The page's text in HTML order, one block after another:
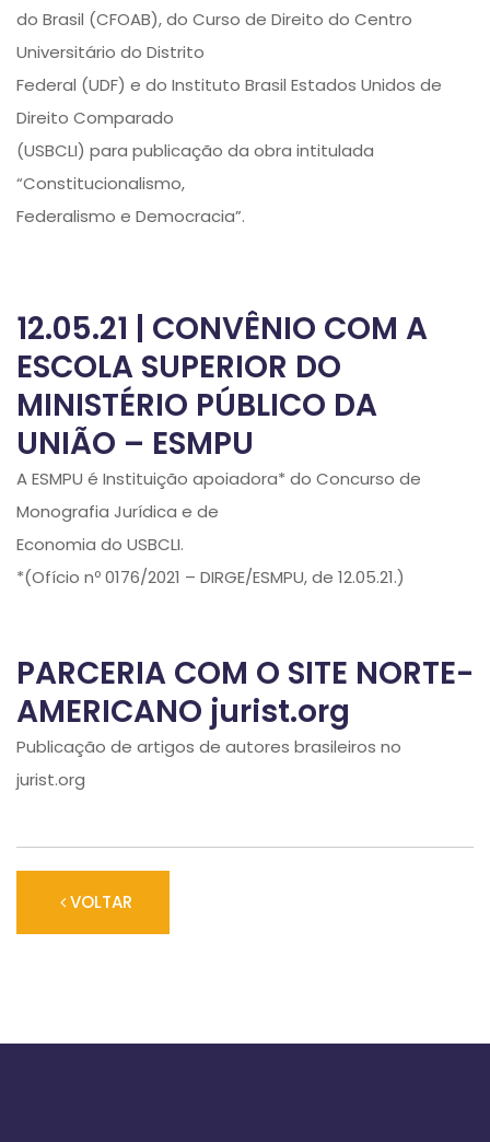
do Brasil (CFOAB), do Curso de Direito do Centro
Universitário do Distrito
Federal (UDF) e do Instituto Brasil Estados Unidos de
Direito Comparado
(USBCLI) para publicação da obra intitulada
“Constitucionalismo,
Federalismo e Democracia”.
12.05.21 | CONVÊNIO COM A
ESCOLA SUPERIOR DO
MINISTÉRIO PÚBLICO DA
UNIÃO – ESMPU
A ESMPU é Instituição apoiadora* do Concurso de
Monografia Jurídica e de
Economia do USBCLI.
*(Ofício nº 0176/2021 – DIRGE/ESMPU, de 12.05.21.)
PARCERIA COM O SITE NORTE-
AMERICANO jurist.org
Publicação de artigos de autores brasileiros no
jurist.org
VOLTAR